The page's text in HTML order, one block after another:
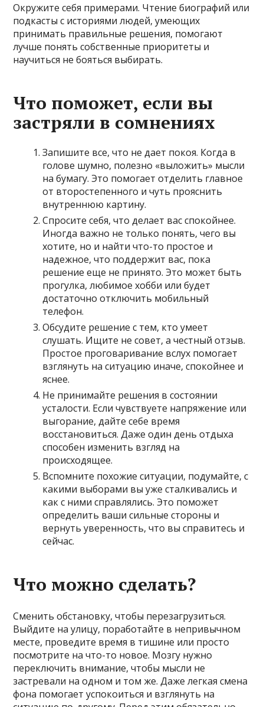
Окружите себя примерами. Чтение биографий или
подкасты с историями людей, умеющих
принимать правильные решения, помогают
лучше понять собственные приоритеты и
научиться не бояться выбирать.
Что поможет, если вы
застряли в сомнениях
Запишите все, что не дает покоя. Когда в
голове шумно, полезно «выложить» мысли
на бумагу. Это помогает отделить главное
от второстепенного и чуть прояснить
внутреннюю картину.
Спросите себя, что делает вас спокойнее.
Иногда важно не только понять, чего вы
хотите, но и найти что-то простое и
надежное, что поддержит вас, пока
решение еще не принято. Это может быть
прогулка, любимое хобби или будет
достаточно отключить мобильный
телефон.
Обсудите решение с тем, кто умеет
слушать. Ищите не совет, а честный отзыв.
Простое проговаривание вслух помогает
взглянуть на ситуацию иначе, спокойнее и
яснее.
Не принимайте решения в состоянии
усталости. Если чувствуете напряжение или
выгорание, дайте себе время
восстановиться. Даже один день отдыха
способен изменить взгляд на
происходящее.
Вспомните похожие ситуации, подумайте, с
какими выборами вы уже сталкивались и
как с ними справлялись. Это поможет
определить ваши сильные стороны и
вернуть уверенность, что вы справитесь и
сейчас.
Что можно сделать?
Сменить обстановку, чтобы перезагрузиться.
Выйдите на улицу, поработайте в непривычном
месте, проведите время в тишине или просто
посмотрите на что-то новое. Мозгу нужно
переключить внимание, чтобы мысли не
застревали на одном и том же. Даже легкая смена
фона помогает успокоиться и взглянуть на